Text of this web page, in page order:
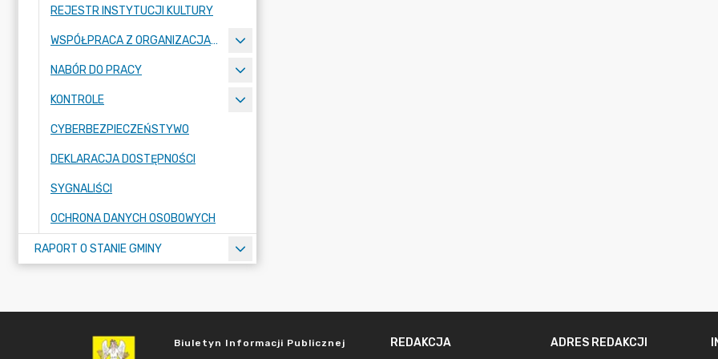
REJESTR INSTYTUCJI KULTURY
WSPÓŁPRACA Z ORGANIZACJAMI POZARZĄDOWYMI
NABÓR DO PRACY
KONTROLE
CYBERBEZPIECZEŃSTYWO
DEKLARACJA DOSTĘPNOŚCI
SYGNALIŚCI
OCHRONA DANYCH OSOBOWYCH
RAPORT O STANIE GMINY
Biuletyn Informacji Publicznej REDAKCJA ADRES REDAKCJI